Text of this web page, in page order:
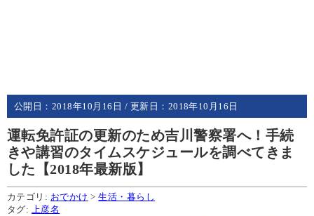
公開日： 2018年10月16日 / 更新日： 2018年10月16日
運転免許証の更新のため吉川警察署へ！手続
きや講習のタイムスケジュールを調べてきま
した【2018年最新版】
カテゴリ: おでかけ >生活・暮らし
タグ: 上彦名